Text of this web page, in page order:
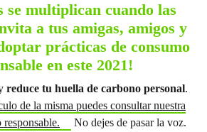
se multiplican cuando las
a tus amigas, amigos y
prácticas de consumo
en este 2021!
reduce tu huella de carbono personal.
de la misma puedes consultar nuestra
No dejes de pasar la voz.